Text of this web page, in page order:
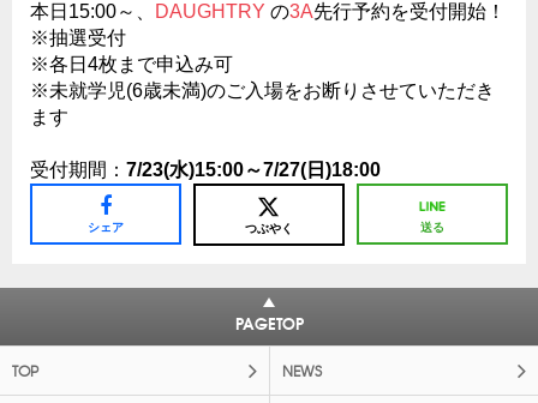
本日15:00～、 DAUGHTRY の3A先行予約を受付開始！
※抽選受付
※各日4枚まで申込み可
※未就学児(6歳未満)のご入場をお断りさせていただき
ます
受付期間： 7/23(水)15:00～7/27(日)18:00
シェア つぶやく 送る
PAGETOP
TOP NEWS